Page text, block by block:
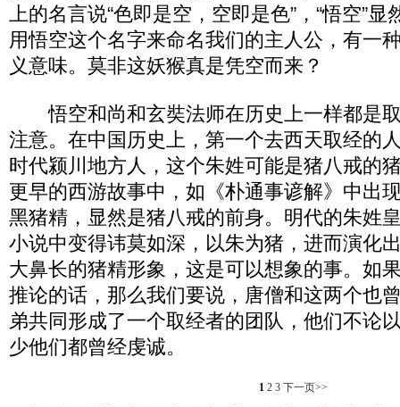
上的名言说“色即是空，空即是色”，“悟空”
用悟空这个名字来命名我们的主人公，有一
义意味。莫非这妖猴真是凭空而来？
悟空和尚和玄奘法师在历史上一样都是
注意。在中国历史上，第一个去西天取经的
时代颍川地方人，这个朱姓可能是猪八戒的
更早的西游故事中，如《朴通事谚解》中出
黑猪精，显然是猪八戒的前身。明代的朱姓
小说中变得讳莫如深，以朱为猪，进而演化
大鼻长的猪精形象，这是可以想象的事。如
推论的话，那么我们要说，唐僧和这两个也
弟共同形成了一个取经者的团队，他们不论
少他们都曾经虔诚。
1 2 3 下一页>>